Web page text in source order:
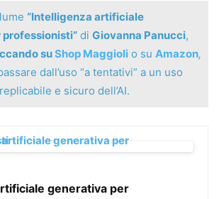
“Intelligenza artificiale
di Giovanna Panucci,
suShop Maggioli o su Amazon,
dall’uso “a tentativi” a un uso
e sicuro dell’AI.
generativa per